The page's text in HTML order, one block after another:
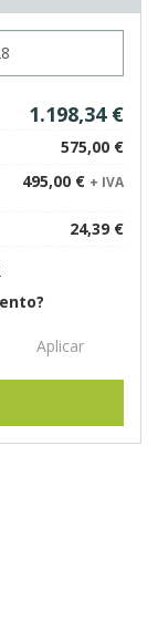
1.198,34 €
575,00 €
495,00 € + IVA
24,39 €
Aplicar